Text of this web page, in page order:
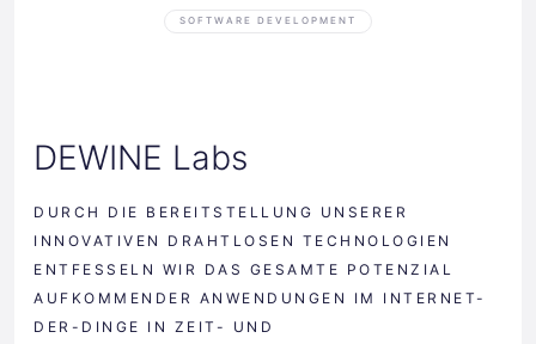
SOFTWARE DEVELOPMENT
DEWINE Labs
DURCH DIE BEREITSTELLUNG UNSERER
INNOVATIVEN DRAHTLOSEN TECHNOLOGIEN
ENTFESSELN WIR DAS GESAMTE POTENZIAL
AUFKOMMENDER ANWENDUNGEN IM INTERNET-
DER-DINGE IN ZEIT- UND